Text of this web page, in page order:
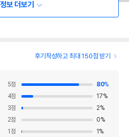
보 더보기
후기작성하고 최대 150점 받기
5점 80%
4점 17%
3점 2%
2점 0%
1 점 1 %